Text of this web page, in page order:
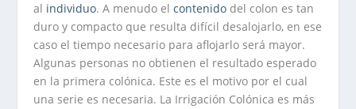
al individuo. A menudo elcontenido del colon es tan
duro y compacto que resulta difícil desalojarlo, en ese
caso el tiempo necesario para aflojarlo será mayor.
Algunas personas no obtienen el resultado esperado
en la primera colónica. Este es el motivo por el cual
una serie es necesaria. La Irrigación Colónica es más